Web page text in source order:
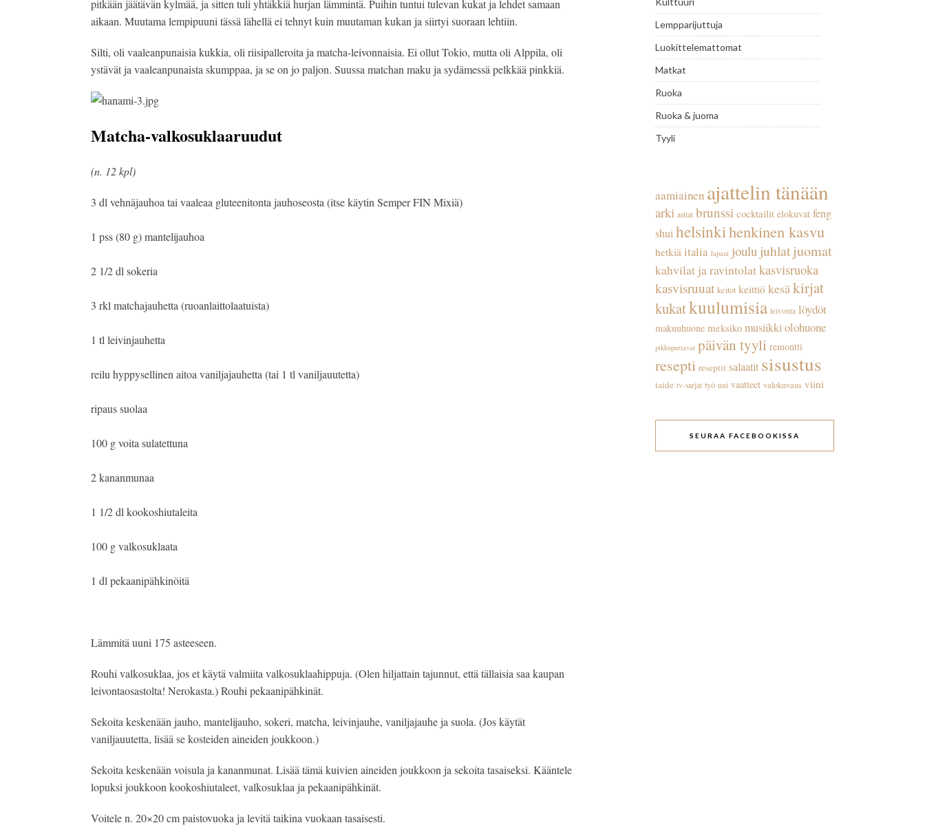
pitkään jäätävän kylmää, ja sitten tuli yhtäkkiä hurjan lämmintä. Puihin tuntui tulevan kukat ja lehdet samaan
aikaan. Muutama lempipuuni tässä lähellä ei tehnyt kuin muutaman kukan ja siirtyi suoraan lehtiin.
Silti, oli vaaleanpunaisia kukkia, oli riisipalleroita ja matcha-leivonnaisia. Ei ollut Tokio, mutta oli Alppila, oli
ystävät ja vaaleanpunaista skumppaa, ja se on jo paljon. Suussa matchan maku ja sydämessä pelkkää pinkkiä.
Matcha-valkosuklaaruudut
(n. 12 kpl)
3 dl vehnäjauhoa tai vaaleaa gluteenitonta jauhoseosta (itse käytin Semper FIN Mixiä)
1 pss (80 g) mantelijauhoa
2 1/2 dl sokeria
3 rkl matchajauhetta (ruoanlaittolaatuista)
1 tl leivinjauhetta
reilu hyppysellinen aitoa vaniljajauhetta (tai 1 tl vaniljauutetta)
ripaus suolaa
100 g voita sulatettuna
2 kananmunaa
1 1/2 dl kookoshiutaleita
100 g valkosuklaata
1 dl pekaanipähkinöitä
Lämmitä uuni 175 asteeseen.
Rouhi valkosuklaa, jos et käytä valmiita valkosuklaahippuja. (Olen hiljattain tajunnut, että tällaisia saa kaupan
leivontaosastolta! Nerokasta.) Rouhi pekaanipähkinät.
Sekoita keskenään jauho, mantelijauho, sokeri, matcha, leivinjauhe, vaniljajauhe ja suola. (Jos käytät
vaniljauutetta, lisää se kosteiden aineiden joukkoon.)
Sekoita keskenään voisula ja kananmunat. Lisää tämä kuivien aineiden joukkoon ja sekoita tasaiseksi. Kääntele
lopuksi joukkoon kookoshiutaleet, valkosuklaa ja pekaanipähkinät.
Voitele n. 20×20 cm paistovuoka ja levitä taikina vuokaan tasaisesti.
Lempparijuttuja
Luokittelemattomat
Matkat
Ruoka
Ruoka & juoma
Tyyli
aamiainen ajattelin tänään
arki astiat brunssi cocktailit elokuvat feng
shuihelsinkihenkinen kasvu
hetkiä italia Japani joulu juhlatjuomat
kahvilat ja ravintolatkasvisruoka
kasvisruuat keitot keittiö kesä kirjat
kukatkuulumisia leivonta löydöt
makuuhuone meksiko musiikkiolohuone
pikkupurtavat päivän tyyli remontti
resepti reseptit salaatit sisustus
taide tv-sarjat työ uni vaatteet valokuvaus viini
SEURAA FACEBOOKISSA